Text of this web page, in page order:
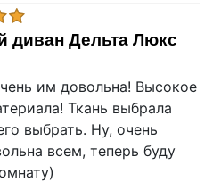
диван Дельта Люкс
им довольна! Высокое
Ткань выбрала
выбрать. Ну, очень
всем, теперь буду